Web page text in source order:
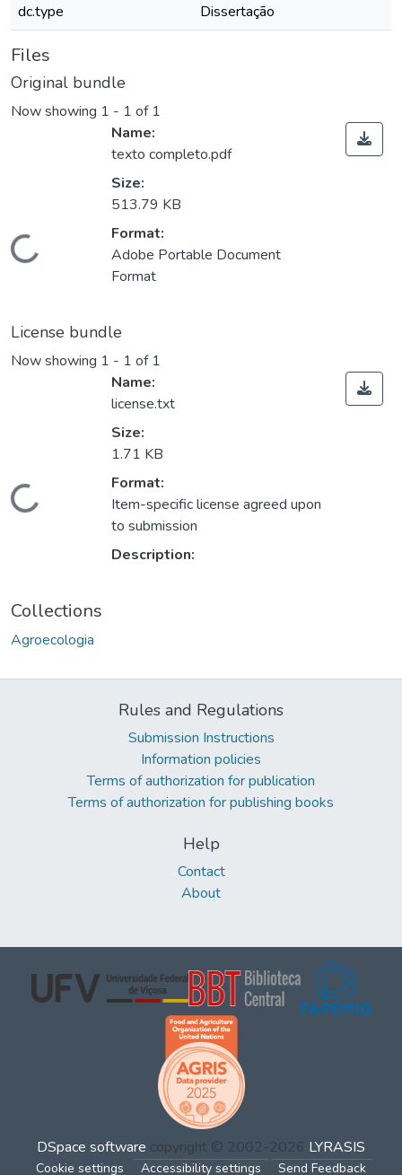
dc.type
Dissertação
Files
Original bundle
Now showing 1 - 1 of 1
Name:
texto completo.pdf
Size:
513.79 KB
Format:
Adobe Portable Document
Format
License bundle
Now showing 1 - 1 of 1
Name:
license.txt
Size:
1.71 KB
Format:
Item-specific license agreed upon
to submission
Description:
Collections
Agroecologia
Rules and Regulations
Submission Instructions
Information policies
Terms of authorization for publication
Terms of authorization for publishing books
Help
Contact
About
DSpace software copyright © 2002-2026 LYRASIS
Cookie settings Accessibility settings Send Feedback